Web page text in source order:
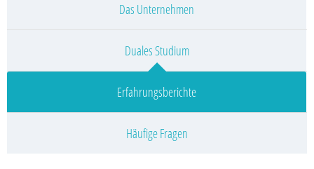
Das Unternehmen
Duales Studium
Erfahrungsberichte
Häufige Fragen